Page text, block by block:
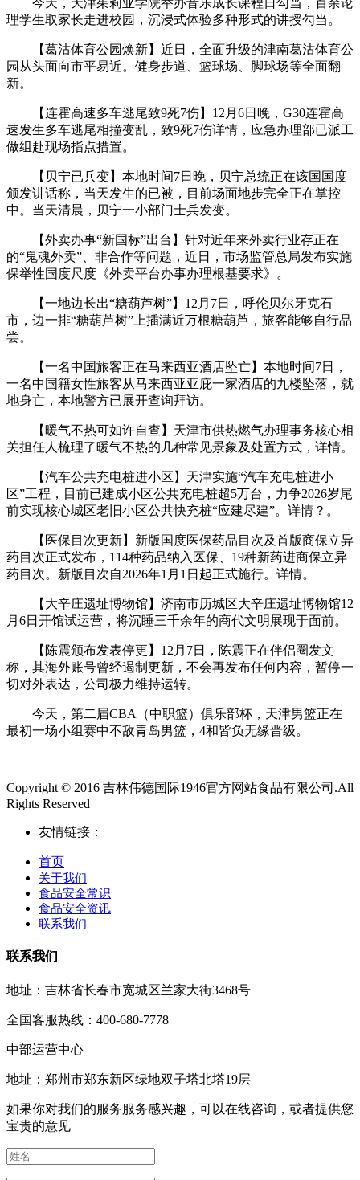
理学生取家长走进校园，沉浸式体验多种形式的讲授勾当。
【葛沽体育公园焕新】近日，全面升级的津南葛沽体育公
园从头面向市平易近。健身步道、篮球场、脚球场等全面翻
新。
【连霍高速多车逃尾致9死7伤】12月6日晚，G30连霍高
速发生多车逃尾相撞变乱，致9死7伤详情，应急办理部已派工
做组赴现场指点措置。
【贝宁已兵变】本地时间7日晚，贝宁总统正在该国国度
颁发讲话称，当天发生的已被，目前场面地步完全正在掌控
中。当天清晨，贝宁一小部门士兵发变。
【外卖办事“新国标”出台】针对近年来外卖行业存正在
的“鬼魂外卖”、非合作等问题，近日，市场监管总局发布实施
保举性国度尺度《外卖平台办事办理根基要求》。
【一地边长出“糖葫芦树”】12月7日，呼伦贝尔牙克石
市，边一排“糖葫芦树”上插满近万根糖葫芦，旅客能够自行品
尝。
【一名中国旅客正在马来西亚酒店坠亡】本地时间7日，
一名中国籍女性旅客从马来西亚亚庇一家酒店的九楼坠落，就
地身亡，本地警方已展开查询拜访。
【暖气不热可如许自查】天津市供热燃气办理事务核心相
关担任人梳理了暖气不热的几种常见景象及处置方式，详情。
【汽车公共充电桩进小区】天津实施“汽车充电桩进小
区”工程，目前已建成小区公共充电桩超5万台，力争2026岁尾
前实现核心城区老旧小区公共快充桩“应建尽建”。详情？。
【医保目次更新】新版国度医保药品目次及首版商保立异
药目次正式发布，114种药品纳入医保、19种新药进商保立异
药目次。新版目次自2026年1月1日起正式施行。详情。
【大辛庄遗址博物馆】济南市历城区大辛庄遗址博物馆12
月6日开馆试运营，将沉睡三千余年的商代文明展现于面前。
【陈震颁布发表停更】12月7日，陈震正在伴侣圈发文
称，其海外账号曾经遏制更新，不会再发布任何内容，暂停一
切对外表达，公司极力维持运转。
今天，第二届CBA（中职篮）俱乐部杯，天津男篮正在
最初一场小组赛中不敌青岛男篮，4和皆负无缘晋级。
Copyright © 2016 吉林伟德国际1946官方网站食品有限公司.All
Rights Reserved
友情链接：
首页
关于我们
食品安全常识
食品安全资讯
联系我们
联系我们
地址：吉林省长春市宽城区兰家大街3468号
全国客服热线：400-680-7778
中部运营中心
地址：郑州市郑东新区绿地双子塔北塔19层
如果你对我们的服务服务感兴趣，可以在线咨询，或者提供您
宝贵的意见